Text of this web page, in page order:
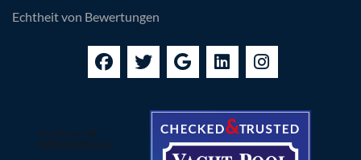
Echtheit von Bewertungen